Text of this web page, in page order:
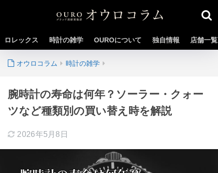
ロレックス 時計の雑学 OUROについて 独自情報 店舗一覧
時計の雑学
腕時計の寿命は何年？ソーラー・クォー
ツなど種類別の買い替え時を解説
2026年5月8日